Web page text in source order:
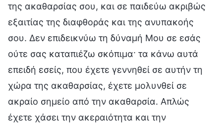
της ακαθαρσίας σου, και σε παιδεύω ακριβώς
εξαιτίας της διαφθοράς και της ανυπακοής
σου. Δεν επιδεικνύω τη δύναμή Μου σε εσάς
ούτε σας καταπιέζω σκόπιμα· τα κάνω αυτά
επειδή εσείς, που έχετε γεννηθεί σε αυτήν τη
χώρα της ακαθαρσίας, έχετε μολυνθεί σε
ακραίο σημείο από την ακαθαρσία. Απλώς
έχετε χάσει την ακεραιότητα και την